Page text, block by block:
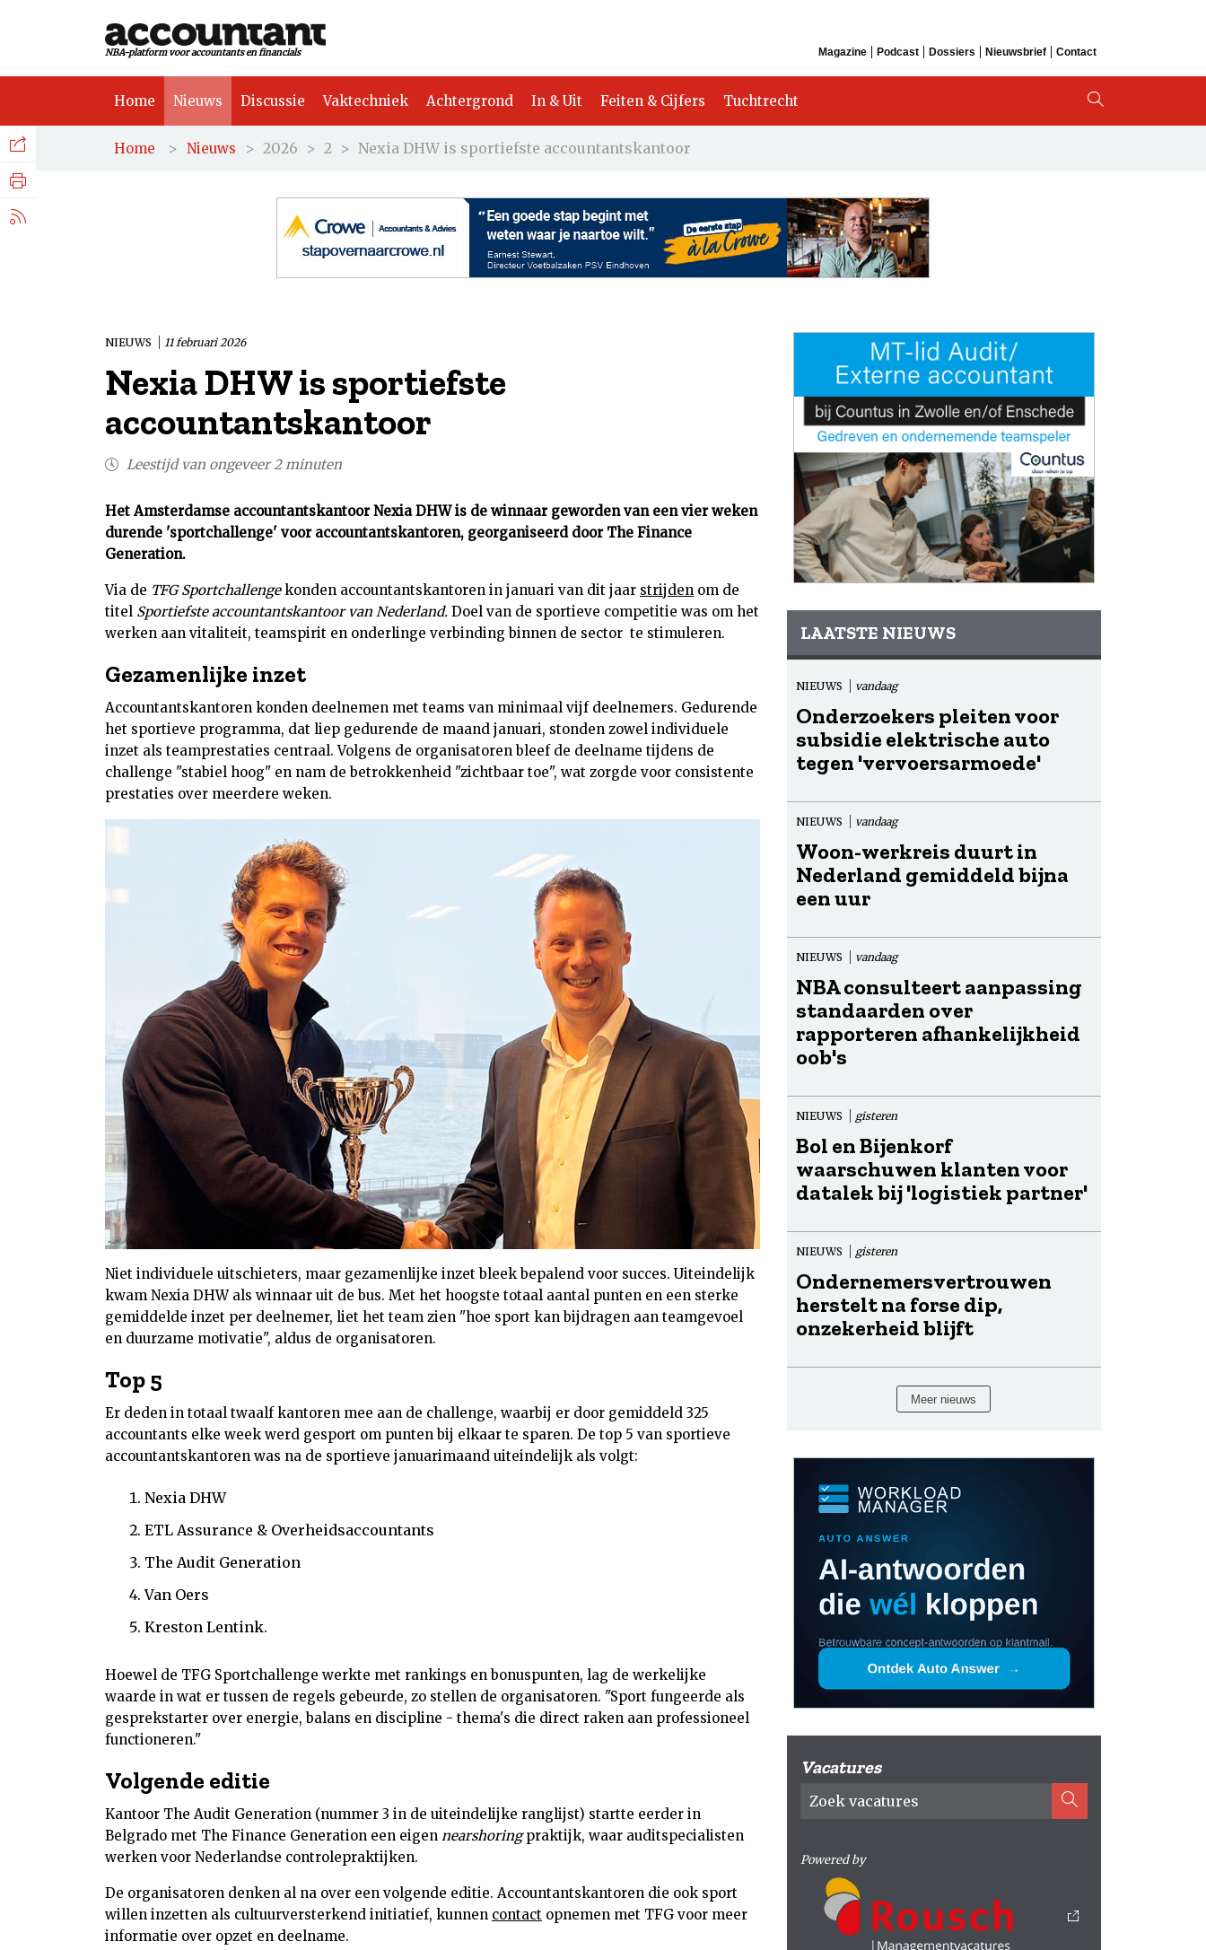
NBA-platform voor accountants en financials Magazine Podcast Dossiers Nieuwsbrief Contact
Home Nieuws Discussie Vaktechniek Achtergrond In & Uit Feiten & Cijfers Tuchtrecht
Home > Nieuws > 2026 > 2 > Nexia DHW is sportiefste accountantskantoor
NIEUWS 11 februari 2026
Nexia DHW is sportiefste
accountantskantoor
Leestijd van ongeveer 2 minuten
Het Amsterdamse accountantskantoor Nexia DHW is de winnaar geworden van een vier weken
durende 'sportchallenge' voor accountantskantoren, georganiseerd door The Finance
Generation.
Via de TFG Sportchallengekonden accountantskantoren in januari van dit jaar strijden om de
titel Sportiefste accountantskantoor van Nederland. Doel van de sportieve competitie was om het
werken aan vitaliteit, teamspirit en onderlinge verbinding binnen de sector te stimuleren.
Gezamenlijke inzet
Accountantskantoren konden deelnemen met teams van minimaal vijf deelnemers. Gedurende
het sportieve programma, dat liep gedurende de maand januari, stonden zowel individuele
inzet als teamprestaties centraal. Volgens de organisatoren bleef de deelname tijdens de
challenge "stabiel hoog" en nam de betrokkenheid "zichtbaar toe", wat zorgde voor consistente
prestaties over meerdere weken.
Niet individuele uitschieters, maar gezamenlijke inzet bleek bepalend voor succes. Uiteindelijk
kwam Nexia DHW als winnaar uit de bus. Met het hoogste totaal aantal punten en een sterke
gemiddelde inzet per deelnemer, liet het team zien "hoe sport kan bijdragen aan teamgevoel
en duurzame motivatie", aldus de organisatoren.
Top 5
Er deden in totaal twaalf kantoren mee aan de challenge, waarbij er door gemiddeld 325
accountants elke week werd gesport om punten bij elkaar te sparen. De top 5 van sportieve
accountantskantoren was na de sportieve januarimaand uiteindelijk als volgt:
Nexia DHW
ETL Assurance & Overheidsaccountants
The Audit Generation
Van Oers
Kreston Lentink.
Hoewel de TFG Sportchallenge werkte met rankings en bonuspunten, lag de werkelijke
waarde in wat er tussen de regels gebeurde, zo stellen de organisatoren. "Sport fungeerde als
gesprekstarter over energie, balans en discipline - thema's die direct raken aan professioneel
functioneren."
Volgende editie
Kantoor The Audit Generation (nummer 3 in de uiteindelijke ranglijst) startte eerder in
Belgrado met The Finance Generation een eigen nearshoringpraktijk, waar auditspecialisten
werken voor Nederlandse controlepraktijken.
De organisatoren denken al na over een volgende editie. Accountantskantoren die ook sport
willen inzetten als cultuurversterkend initiatief, kunnen contact opnemen met TFG voor meer
informatie over opzet en deelname.
LAATSTE NIEUWS
NIEUWS vandaag
Onderzoekers pleiten voor
subsidie elektrische auto
tegen 'vervoersarmoede'
NIEUWS vandaag
Woon-werkreis duurt in
Nederland gemiddeld bijna
een uur
NIEUWS vandaag
NBA consulteert aanpassing
standaarden over
rapporteren afhankelijkheid
oob's
NIEUWS gisteren
Bol en Bijenkorf
waarschuwen klanten voor
datalek bij 'logistiek partner'
NIEUWS gisteren
Ondernemersvertrouwen
herstelt na forse dip,
onzekerheid blijft
Meer nieuws
Vacatures
Powered by
Facebook
Nieuws